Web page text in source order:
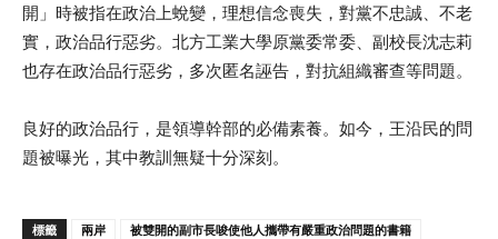
開」時被指在政治上蛻變，理想信念喪失，對黨不忠誠、不老
實，政治品行惡劣。北方工業大學原黨委常委、副校長沈志莉
也存在政治品行惡劣，多次匿名誣告，對抗組織審查等問題。
良好的政治品行，是領導幹部的必備素養。如今，王沿民的問
題被曝光，其中教訓無疑十分深刻。
標籤 兩岸 被雙開的副市長唆使他人攜帶有嚴重政治問題的書籍